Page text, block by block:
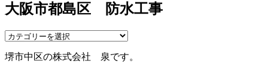
大阪市都島区 防水工事
堺市中区の株式会社 泉です。